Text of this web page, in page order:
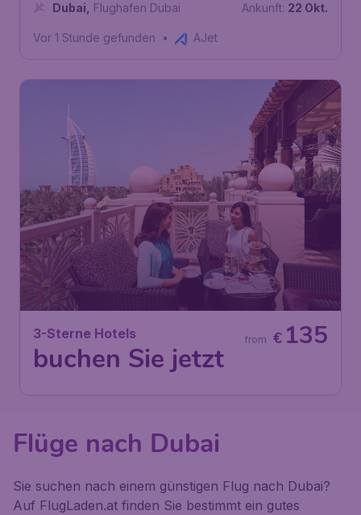
Dubai
Flughafen Dubai
Ankunft: 22 Okt.
Vor 1 Stunde gefunden • AJet
3-Sterne Hotels
buchen Sie jetzt
€ 135
from
Flüge nach Dubai
Sie suchen nach einem günstigen Flug nach Dubai?
Auf FlugLaden.at finden Sie bestimmt ein gutes